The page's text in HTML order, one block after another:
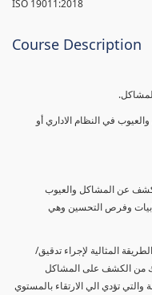
ISO 19011:2018
Course Description
في النظام الاداري أو
عن المشاكل والعيوب
وفرص التحسين وهي
المثالية لإجراء تدقيق/
من الكشف على المشاكل
تؤدي الي الارتقاء بالمستوي